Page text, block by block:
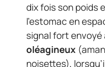
dix fois son poids
l’estomac en
signal fort envoyé
oléagineux
noisettes),